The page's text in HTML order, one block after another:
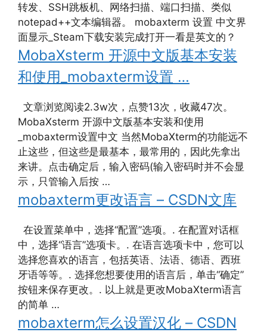
转发、SSH跳板机、网络扫描、端口扫描、类似
notepad++文本编辑器。 mobaxterm 设置 中文界
面显示_Steam下载安装完成打开一看是英文的？
MobaXsterm 开源中文版基本安装
和使用_mobaxterm设置 …
文章浏览阅读2.3w次，点赞13次，收藏47次。
MobaXsterm 开源中文版基本安装和使用
_mobaxterm设置中文 当然MobaXterm的功能远不
止这些，但这些是最基本，最常用的，因此先拿出
来讲。点击确定后，输入密码(输入密码时并不会显
示，只管输入后按 …
mobaxterm更改语言 – CSDN文库
在设置菜单中，选择“配置”选项。. 在配置对话框
中，选择“语言”选项卡。. 在语言选项卡中，您可以
选择您喜欢的语言，包括英语、法语、德语、西班
牙语等等。. 选择您想要使用的语言后，单击“确定”
按钮来保存更改。. 以上就是更改MobaXterm语言
的简单 …
mobaxterm怎么设置汉化 – CSDN